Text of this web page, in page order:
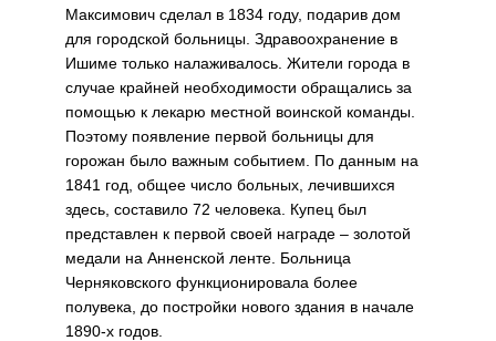
Максимович сделал в 1834 году, подарив дом
для город­ской больницы. Здравоохранение в
Ишиме только налаживалось. Жители города в
случае крайней необходимости обращались за
помощью к лекарю местной воин­ской команды.
Поэтому появление первой больницы для
горожан было важным событием. По данным на
1841 год, общее число боль­ных, лечившихся
здесь, составило 72 человека. Купец был
представлен к первой своей награде – золотой
ме­дали на Анненской ленте. Больница
Черняковского функционировала более
полувека, до постройки но­вого здания в начале
1890-х годов.